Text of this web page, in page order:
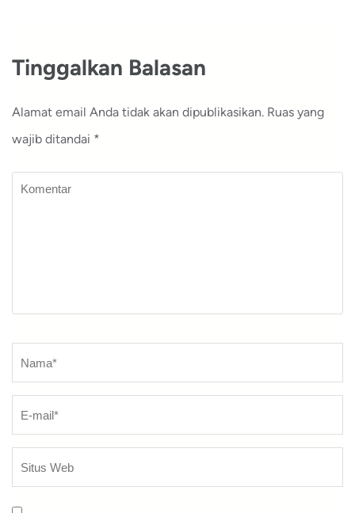
Tinggalkan Balasan
Alamat email Anda tidak akan dipublikasikan. Ruas yang
wajib ditandai *
Komentar
Nama